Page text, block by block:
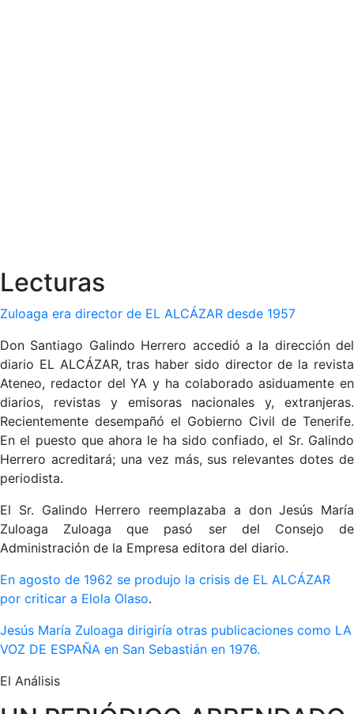
Lecturas
Zuloaga era director de EL ALCÁZAR desde 1957
Don Santiago Galindo Herrero accedió a la dirección del
diario EL ALCÁZAR, tras haber sido director de la revista
Ateneo, redactor del YA y ha colaborado asiduamente en
diarios, revistas y emisoras nacionales y, extranjeras.
Recientemente desempañó el Gobierno Civil de Tenerife.
En el puesto que ahora le ha sido confiado, el Sr. Galindo
Herrero acreditará; una vez más, sus relevantes dotes de
periodista.
El Sr. Galindo Herrero reemplazaba a don Jesús María
Zuloaga Zuloaga que pasó ser del Consejo de
Administración de la Empresa editora del diario.
En agosto de 1962 se produjo la crisis de EL ALCÁZAR
por criticar a Elola Olaso.
Jesús María Zuloaga dirigiría otras publicaciones como LA
VOZ DE ESPAÑA en San Sebastián en 1976.
El Análisis